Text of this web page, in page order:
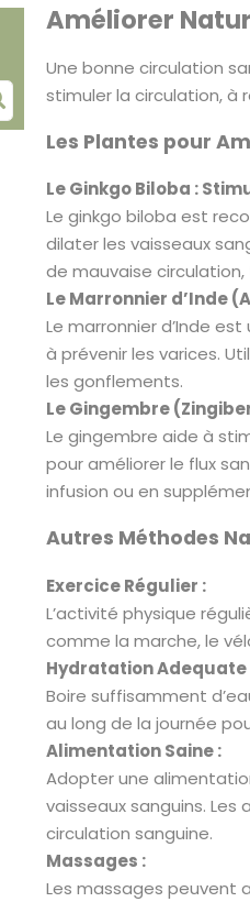
Rechercher
Améliorer
Une bonne circulation
stimuler la circulation, à
Les Plantes pour
Le Ginkgo Biloba :
Le ginkgo biloba est
dilater les vaisseaux
de mauvaise
Le Marronnier d’Inde
Le marronnier d’Inde
à prévenir les varices.
les gonflements.
Le Gingembre
Le gingembre aide à
pour améliorer le flux
infusion ou en
Autres Méthodes
Exercice Régulier :
L’activité physique
comme la marche, le
Hydratation Adequate
Boire suffisamment
au long de la journée
Alimentation Saine :
Adopter une
vaisseaux sanguins.
circulation sanguine.
Massages :
Les massages peuvent